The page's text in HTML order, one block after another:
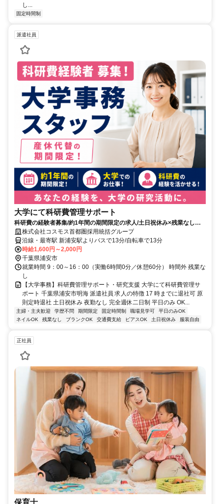
し...
固定時間制
派遣社員
大学にて科研費管理サポート
科研費の経験者募集/約1年間の期間限定の求人/土日祝休み×残業なし！
オンオフしっかりわけて働ける♪
株式会社コスモス首都圏採用統括グループ
沿線・最寄駅 新浦安駅よりバスで13分/自転車で13分
時給1,600円～2,000円
千葉県浦安市
就業時間 9：00～16：00（実働6時間0分／休憩60分） 時間外 残業な
し
【大学事務】科研費管理サポート・研究支援 大学にて科研費管理サ
ポート 千葉県浦安市明海 派遣社員 求人の特徴 17 時までに退社可 原
則定時退社 土日祝休み 夜勤なし 完全週休二日制 平日のみ OK...
主婦・主夫歓迎 学歴不問 期間限定 固定時間制 職場見学可
平日のみOK
ネイルOK
残業なし ブランクOK 交通費支給 ピアスOK 土日祝休み 服装自由
正社員
保育士